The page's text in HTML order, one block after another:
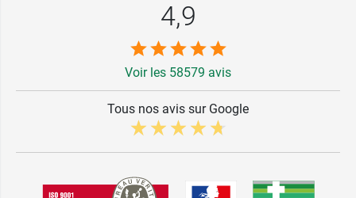
4,9
Voir les 58579 avis
Tous nos avis sur Google